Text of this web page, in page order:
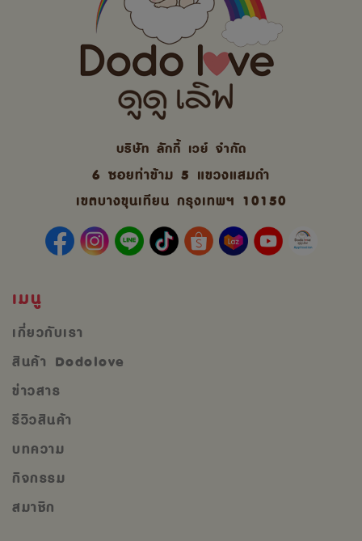
บริษัท ลักกี้ เวย์ จํากัด
6 ซอยท่าข้าม 5 แขวงแสมดำ
เขตบางขุนเทียน กรุงเทพฯ 10150
เมนู
เกี่ยวกับเรา
สินค้า Dodolove
ข่าวสาร
รีวิวสินค้า
บทความ
กิจกรรม
สมาชิก